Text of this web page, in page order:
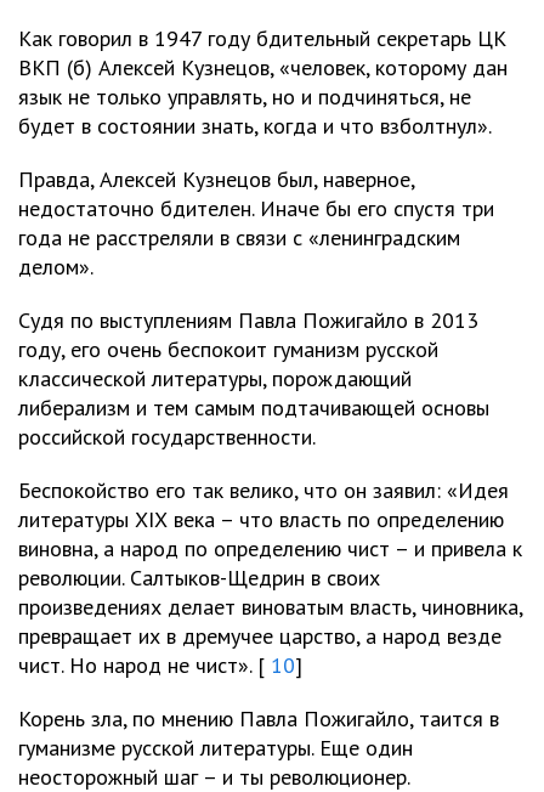
Как говорил в 1947 году бдительный секретарь ЦК
ВКП (б) Алексей Кузнецов, «человек, которому дан
язык не только управлять, но и подчиняться, не
будет в состоянии знать, когда и что взболтнул».
Правда, Алексей Кузнецов был, наверное,
недостаточно бдителен. Иначе бы его спустя три
года не расстреляли в связи с «ленинградским
делом».
Судя по выступлениям Павла Пожигайло в 2013
году, его очень беспокоит гуманизм русской
классической литературы, порождающий
либерализм и тем самым подтачивающей основы
российской государственности.
Беспокойство его так велико, что он заявил: «Идея
литературы ХIХ века – что власть по определению
виновна, а народ по определению чист – и привела к
революции. Салтыков-Щедрин в своих
произведениях делает виноватым власть, чиновника,
превращает их в дремучее царство, а народ везде
чист. Но народ не чист». [ 10]
Корень зла, по мнению Павла Пожигайло, таится в
гуманизме русской литературы. Еще один
неосторожный шаг – и ты революционер.